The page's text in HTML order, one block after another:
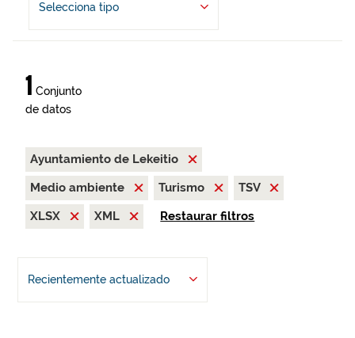
Selecciona tipo
1 Conjunto
de datos
Ayuntamiento de Lekeitio
Medio ambiente
Turismo
TSV
XLSX
XML Restaurar filtros
Recientemente actualizado